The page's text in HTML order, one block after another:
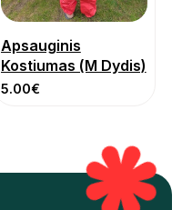
Apsauginis
Kostiumas (M Dydis)
5.00€